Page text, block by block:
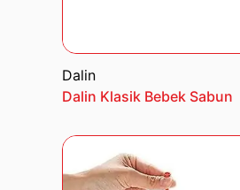
Dalin
Dalin Klasik Bebek Sabun